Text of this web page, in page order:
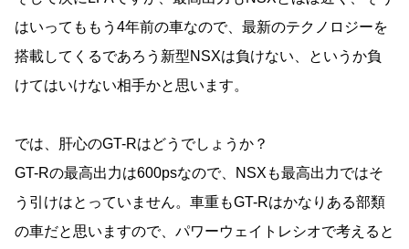
はいってももう4年前の車なので、最新のテクノロジーを
搭載してくるであろう新型NSXは負けない、というか負
けてはいけない相手かと思います。
では、肝心のGT-Rはどうでしょうか？
GT-Rの最高出力は600psなので、NSXも最高出力ではそ
う引けはとっていません。車重もGT-Rはかなりある部類
の車だと思いますので、パワーウェイトレシオで考えると